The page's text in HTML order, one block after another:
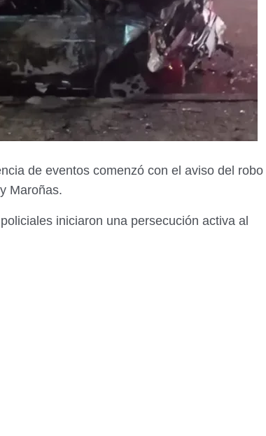
de eventos comenzó con el aviso del robo
Maroñas.
iniciaron una persecución activa al